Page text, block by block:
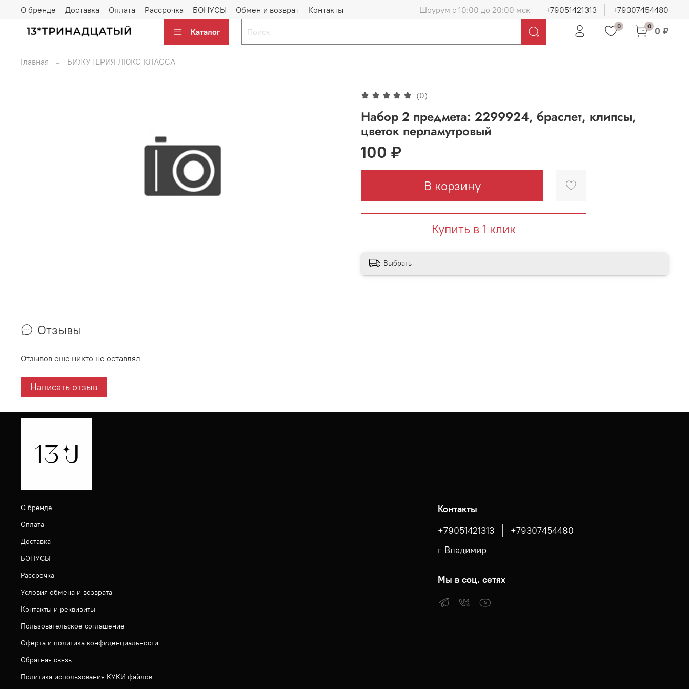
О бренде Доставка Оплата Рассрочка БОНУСЫ Обмен и возврат Контакты Шоурум с 10:00 до 20:00 мск +79051421313 +79307454480
Каталог
0 0 0 ₽
Главная БИЖУТЕРИЯ ЛЮКС КЛАССА
(0)
Набор 2 предмета: 2299924, браслет, клипсы,
цветок перламутровый
100 ₽
В корзину
Купить в 1 клик
Выбрать
Отзывы
Отзывов еще никто не оставлял
Написать отзыв
О бренде
Оплата
Доставка
БОНУСЫ
Рассрочка
Условия обмена и возврата
Контакты и реквизиты
Пользовательское соглашение
Оферта и политика конфиденциальности
Обратная связь
Политика использования КУКИ файлов
Контакты
+79051421313
+79307454480
г Владимир
Мы в соц. сетях